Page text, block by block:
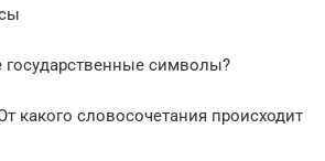
государственные символы?
какого словосочетания происходит